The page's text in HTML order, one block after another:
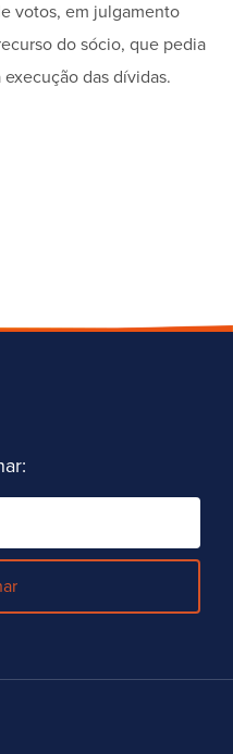
votos, em julgamento
do sócio, que pedia
das dívidas.